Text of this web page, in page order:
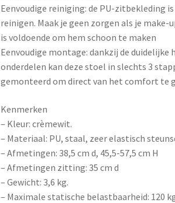
Eenvoudige reiniging: de PU-zitbekleding
reinigen. Maak je geen zorgen als je make-
is voldoende om hem schoon te maken
Eenvoudige montage: dankzij de duidelijke
onderdelen kan deze stoel in slechts 3
gemonteerd om direct van het comfort te
Kenmerken
– Kleur: crèmewit.
– Materiaal: PU, staal, zeer elastisch
– Afmetingen: 38,5 cm d, 45,5-57,5 cm H
– Afmetingen zitting: 35 cm d
– Gewicht: 3,6 kg.
– Maximale statische belastbaarheid: 120